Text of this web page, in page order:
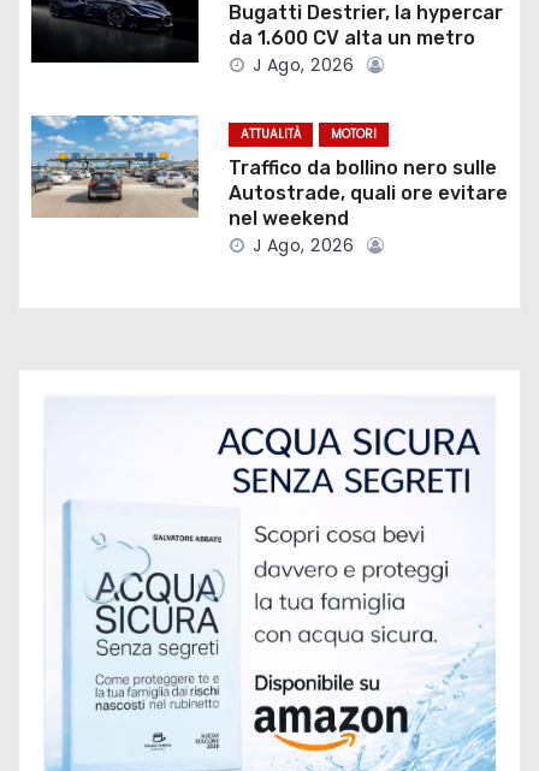
n
a
r
t
Bugatti Destrier, la hypercar
da 1.600 CV alta un metro
J Ago, 2026
ATTUALITÀ MOTORI
Traffico da bollino nero sulle
Autostrade, quali ore evitare
nel weekend
J Ago, 2026